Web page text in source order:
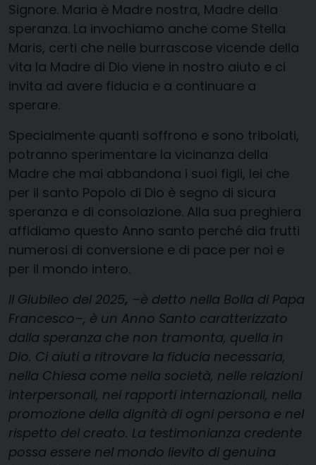
Signore. Maria è Madre nostra, Madre della
speranza. La invochiamo anche come Stella
Maris, certi che nelle burrascose vicende della
vita la Madre di Dio viene in nostro aiuto e ci
invita ad avere fiducia e a continuare a
sperare.
Specialmente quanti soffrono e sono tribolati,
potranno sperimentare la vicinanza della
Madre che mai abbandona i suoi figli, lei che
per il santo Popolo di Dio è segno di sicura
speranza e di consolazione. Alla sua preghiera
affidiamo questo Anno santo perché dia frutti
numerosi di conversione e di pace per noi e
per il mondo intero.
Il Giubileo del 2025, –è detto nella Bolla di Papa
Francesco–, è un Anno Santo caratterizzato
dalla speranza che non tramonta, quella in
Dio. Ci aiuti a ritrovare la fiducia necessaria,
nella Chiesa come nella società, nelle relazioni
interpersonali, nei rapporti internazionali, nella
promozione della dignità di ogni persona e nel
rispetto del creato. La testimonianza credente
possa essere nel mondo lievito di genuina